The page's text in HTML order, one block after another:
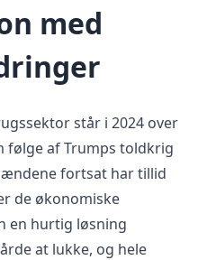
med
står i 2024 over
af Trumps toldkrig
fortsat har tillid
de økonomiske
en hurtig løsning
at lukke, og hele